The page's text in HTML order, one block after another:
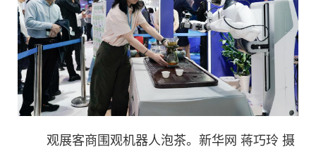
观展客商围观机器人泡茶。新华网 蒋巧玲 摄